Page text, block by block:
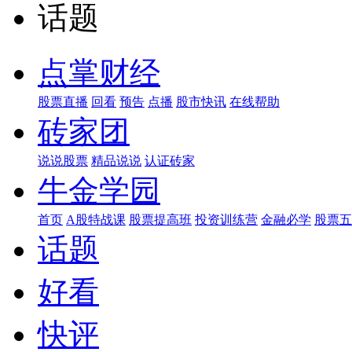
话题
点掌财经
股票直播 回看 预告 点播 股市快讯 在线帮助
砖家团
说说股票 精品说说 认证砖家
牛金学园
首页 A股特战课 股票提高班 投资训练营 金融必学 股票
话题
好看
快评